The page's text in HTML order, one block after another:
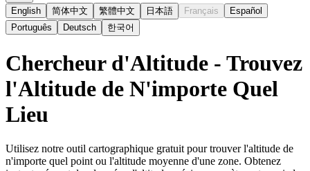
English 简体中文 繁體中文 日本語 Français
Español
Português
Deutsch 한국어
Chercheur d'Altitude - Trouvez
l'Altitude de N'importe Quel
Lieu
Utilisez notre outil cartographique gratuit pour trouver l'altitude de
n'importe quel point ou l'altitude moyenne d'une zone. Obtenez